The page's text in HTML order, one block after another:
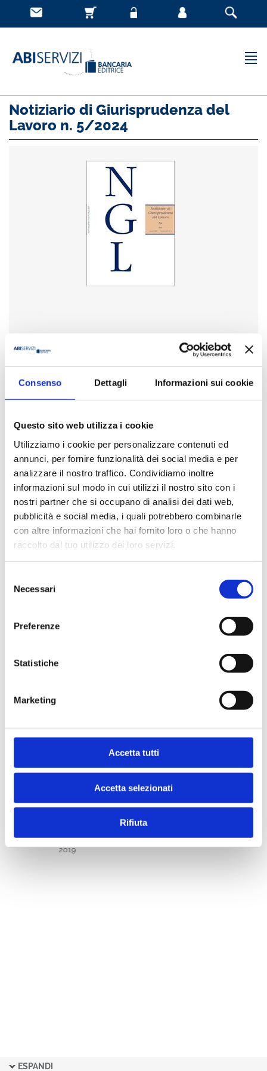
Consenso Dettagli Informazioni sui cookie
Questo sito web utilizza i cookie
Utilizziamo i cookie per personalizzare contenuti ed
annunci, per fornire funzionalità dei social media e per
analizzare il nostro traffico. Condividiamo inoltre
informazioni sul modo in cui utilizzi il nostro sito con i
nostri partner che si occupano di analisi dei dati web,
pubblicità e social media, i quali potrebbero combinarle
con altre informazioni che hai fornito loro o che hanno
raccolto dal tuo utilizzo dei loro servizi.
delNecessari
Preferenze
Statistiche
Marketing
Accetta tutti
Accetta selezionati
Rifiuta
Notiziario di Giurisprudenza del
Lavoro n. 5/2024
Disponibilità
Prezzo
€ 20,00
IVA assolta dall'editore
Acquista
GIURISPRUDENZA DEL LAVORO
2019
ESPANDI